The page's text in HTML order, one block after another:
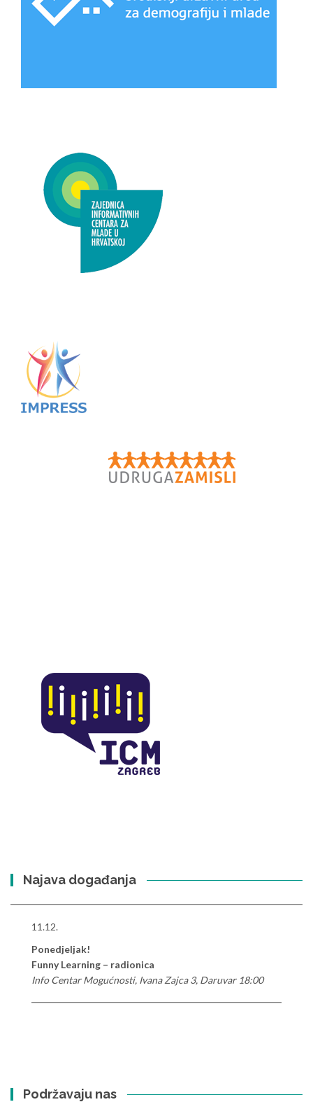
Najava događanja
11.12.
Ponedjeljak!
Funny Learning – radionica
Info Centar Mogućnosti, Ivana Zajca 3, Daruvar 18:00
Podržavaju nas